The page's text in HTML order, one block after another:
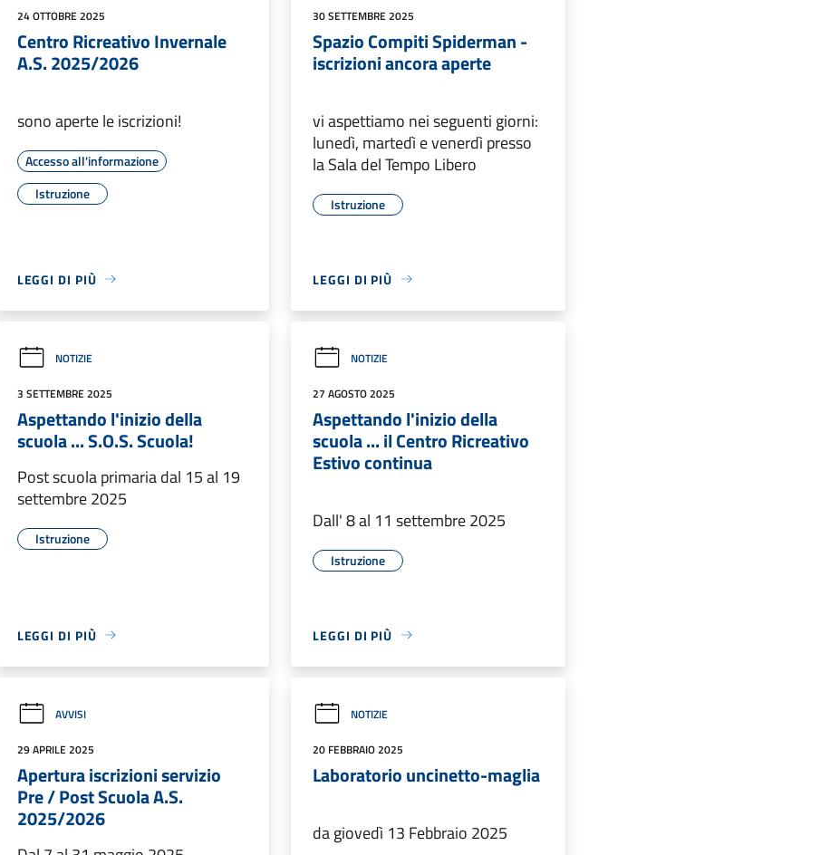
24 OTTOBRE 2025
Centro Ricreativo Invernale
A.S. 2025/2026
sono aperte le iscrizioni!
Accesso all'informazione
Istruzione
LEGGI DI PIÙ
30 SETTEMBRE 2025
Spazio Compiti Spiderman -
iscrizioni ancora aperte
vi aspettiamo nei seguenti giorni:
lunedì, martedì e venerdì presso
la Sala del Tempo Libero
Istruzione
LEGGI DI PIÙ
NOTIZIE
3 SETTEMBRE 2025
Aspettando l'inizio della
scuola ... S.O.S. Scuola!
Post scuola primaria dal 15 al 19
settembre 2025
Istruzione
LEGGI DI PIÙ
NOTIZIE
27 AGOSTO 2025
Aspettando l'inizio della
scuola ... il Centro Ricreativo
Estivo continua
Dall' 8 al 11 settembre 2025
Istruzione
LEGGI DI PIÙ
AVVISI
29 APRILE 2025
Apertura iscrizioni servizio
Pre / Post Scuola A.S.
2025/2026
NOTIZIE
20 FEBBRAIO 2025
Laboratorio uncinetto-maglia
da giovedì 13 Febbraio 2025